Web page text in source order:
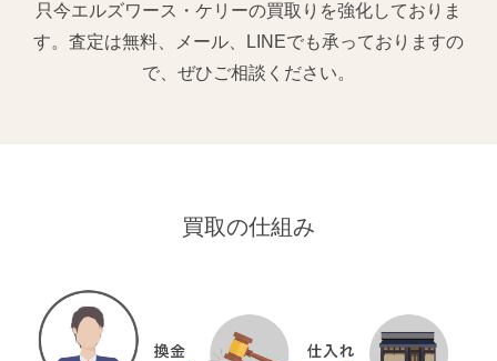
只今エルズワース・ケリーの買取りを強化しておりま
す。査定は無料、メール、LINEでも承っておりますの
で、ぜひご相談ください。
買取の仕組み